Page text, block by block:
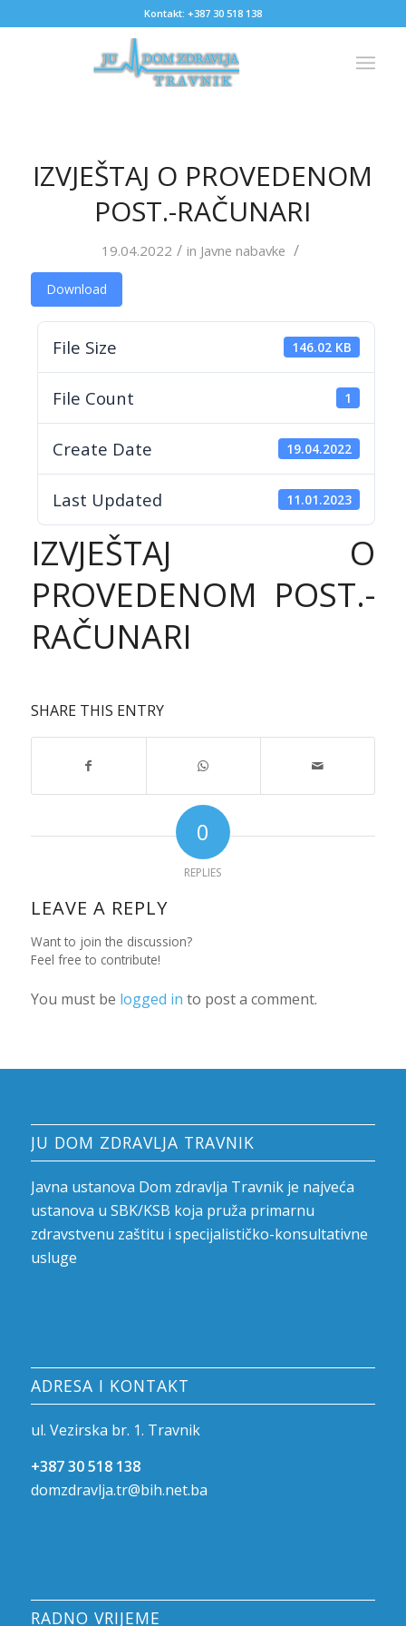
Kontakt: +387 30 518 138
IZVJEŠTAJ O PROVEDENOM
POST.-RAČUNARI
19.04.2022 / in Javne nabavke /
Download
File Size 146.02 KB
File Count 1
Create Date 19.04.2022
Last Updated 11.01.2023
IZVJEŠTAJ O
PROVEDENOM POST.-
RAČUNARI
SHARE THIS ENTRY
0
REPLIES
LEAVE A REPLY
Want to join the discussion?
Feel free to contribute!
You must be logged in to post a comment.
JU DOM ZDRAVLJA TRAVNIK
Javna ustanova Dom zdravlja Travnik je najveća
ustanova u SBK/KSB koja pruža primarnu
zdravstvenu zaštitu i specijalističko-konsultativne
usluge
ADRESA I KONTAKT
ul. Vezirska br. 1. Travnik
+387 30 518 138
domzdravlja.tr@bih.net.ba
RADNO VRIJEME